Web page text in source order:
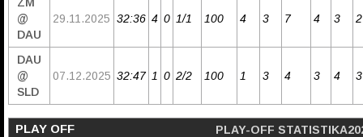
@
DAU
29.11.2025 32:36 4 0 1/1 100 4 3 7 4 3 2
DAU
@
SLD
07.12.2025 32:47 1 0 2/2 100 1 3 4 3 4 3
PLAY OFF
PLAY-OFF